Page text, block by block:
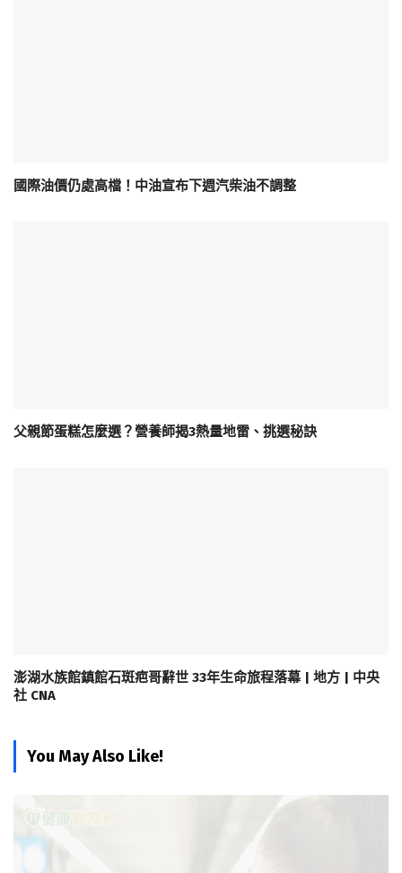
國際油價仍處高檔！中油宣布下週汽柴油不調整
父親節蛋糕怎麼選？營養師揭3熱量地雷、挑選秘訣
澎湖水族館鎮館石斑疤哥辭世 33年生命旅程落幕 | 地方 | 中央
社 CNA
You May Also Like!